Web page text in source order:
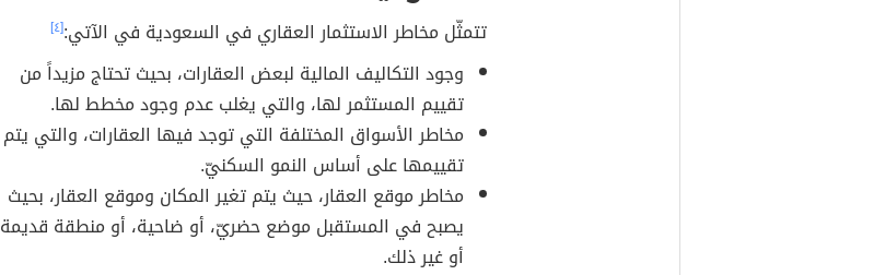
تتمثّل مخاطر الاستثمار العقاري في السعودية في الآتي:[٤]
وجود التكاليف المالية لبعض العقارات، بحيث تحتاج مزيداً من
تقييم المستثمر لها، والتي يغلب عدم وجود مخطط لها.
مخاطر الأسواق المختلفة التي توجد فيها العقارات، والتي يتم
تقييمها على أساس النمو السكنيّ.
مخاطر موقع العقار، حيث يتم تغير المكان وموقع العقار، بحيث
يصبح في المستقبل موضع حضريّ، أو ضاحية، أو منطقة قديمة
أو غير ذلك.